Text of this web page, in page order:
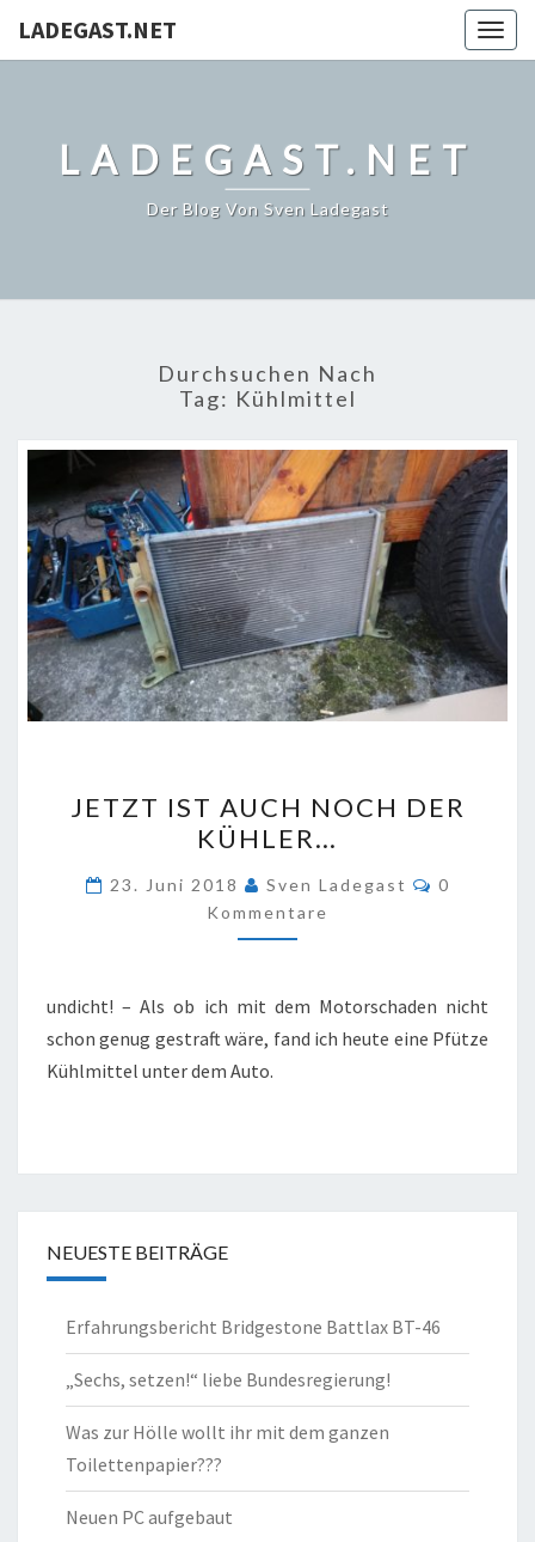
LADEGAST.NET
LADEGAST.NET
Der Blog Von Sven Ladegast
Durchsuchen Nach
Tag: Kühlmittel
IST
AUCH
NOCH
DER
KÜHLER…
JETZT IST AUCH NOCH DER
KÜHLER…
23. Juni 2018 Sven Ladegast
0
Kommentare
undicht! – Als ob ich mit dem Motorschaden nicht
schon genug gestraft wäre, fand ich heute eine Pfütze
Kühlmittel unter dem Auto.
NEUESTE BEITRÄGE
Erfahrungsbericht Bridgestone Battlax BT-46
„Sechs, setzen!“ liebe Bundesregierung!
Was zur Hölle wollt ihr mit dem ganzen
Toilettenpapier???
Neuen PC aufgebaut